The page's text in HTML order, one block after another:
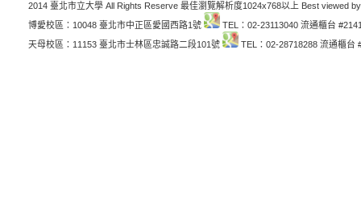
2014 臺北市立大學 All Rights Reserve 最佳瀏覽解析度1024x768以上 Best viewed
博愛校區：10048 臺北市中正區愛國西路1號
TEL：02-23113040 流通櫃台
天母校區：11153 臺北市士林區忠誠路二段101號
TEL：02-28718288 流通櫃台